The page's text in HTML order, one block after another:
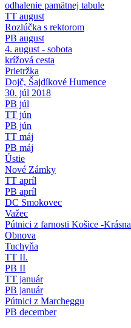
odhalenie pamätnej tabule
TT august
Rozlúčka s rektorom
PB august
4. august - sobota
krížová cesta
Prietržka
Dojč, Šajdíkové Humence
30. júl 2018
PB júl
TT jún
PB jún
TT máj
PB máj
Ústie
Nové Zámky
TT apríl
PB apríl
DC Smokovec
Važec
Pútnici z farnosti Košice -Krásna
Obnova
Tuchyňa
TT II.
PB II
TT január
PB január
Pútnici z Marcheggu
PB december